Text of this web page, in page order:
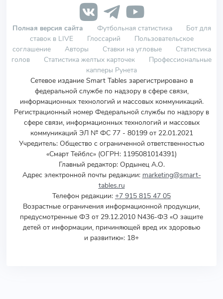
Полная версия сайта Футбольная статистика
Бот для
ставок в LIVE
Глоссарий
Пользовательское
соглашение
Авторы Ставки на угловые
Статистика
голов
Статистика желтых карточек
Профессиональные
капперы Рунета
Сетевое издание Smart Tables зарегистрировано в
федеральной службе по надзору в сфере связи,
информационных технологий и массовых коммуникаций.
Регистрационный номер Федеральной службы по надзору в
сфере связи, информационных технологий и массовых
коммуникаций ЭЛ № ФС 77 - 80199 от 22.01.2021
Учредитель: Общество с ограниченной ответственностью
«Смарт Тейблс» (ОГРН: 1195081014391)
Главный редактор: Ордынец А.О.
Адрес электронной почты редакции: marketing@smart-
tables.ru
Телефон редакции: +7 915 815 47 05
Возрастные ограничения информационной продукции,
предусмотренные ФЗ от 29.12.2010 N436-ФЗ «О защите
детей от информации, причиняющей вред их здоровью
и развитию»: 18+